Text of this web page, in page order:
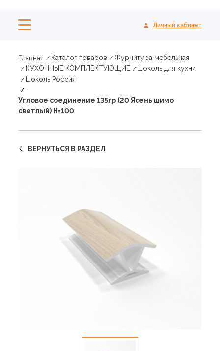
Личный кабинет
Главная Каталог товаров
Фурнитура мебельная
КУХОННЫЕ КОМПЛЕКТУЮЩИЕ
Цоколь для кухни
Цоколь Россия
Угловое соединение 135гр (20 Ясень шимо
светлый) Н=100
ВЕРНУТЬСЯ В РАЗДЕЛ